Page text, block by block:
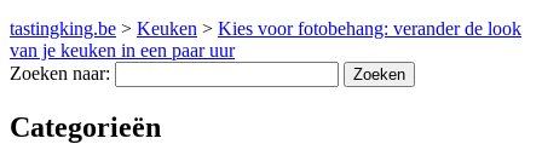
tastingking.be > Keuken > Kies voor fotobehang: verander de look
van je keuken in een paar uur
Zoeken naar:
Categorieën